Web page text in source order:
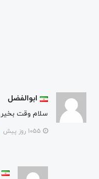
ابوالفضل
سلام وقت